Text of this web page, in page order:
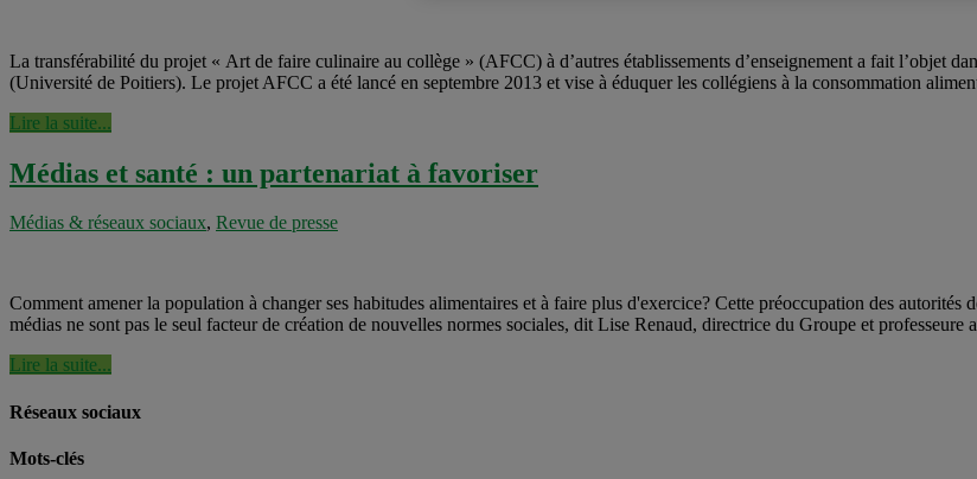
La transférabilité du projet « Art de faire culinaire au collège » (AFCC) à d’autres établissements d’enseignement a fait l’objet
(Université de Poitiers). Le projet AFCC a été lancé en septembre 2013 et vise à éduquer les collégiens à la consommation
Lire la suite...
Médias et santé : un partenariat à favoriser
Médias & réseaux sociaux, Revue de presse
Comment amener la population à changer ses habitudes alimentaires et à faire plus d'exercice? Cette préoccupation des
médias ne sont pas le seul facteur de création de nouvelles normes sociales, dit Lise Renaud, directrice du Groupe et
Lire la suite...
Réseaux sociaux
Mots-clés